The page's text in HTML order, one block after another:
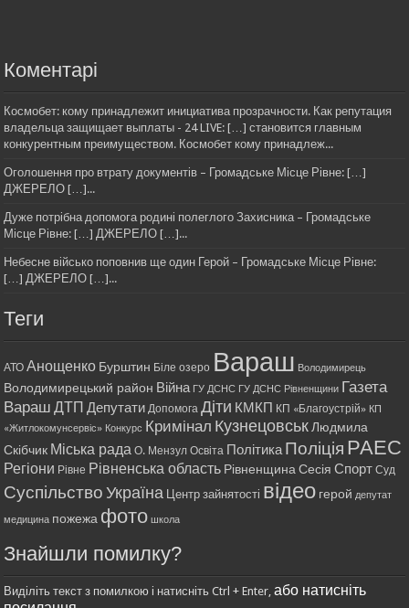
Коментарі
Космобет: кому принадлежит инициатива прозрачности. Как репутация
владельца защищает выплаты - 24 LIVE: […] становится главным
конкурентным преимуществом. Космобет кому принадлеж...
Оголошення про втрату документів – Громадське Місце Рівне: […]
ДЖЕРЕЛО […]...
Дуже потрібна допомога родині полеглого Захисника – Громадське
Місце Рівне: […] ДЖЕРЕЛО […]...
Небесне військо поповнив ще один Герой – Громадське Місце Рівне:
[…] ДЖЕРЕЛО […]...
Теги
АТО Анощенко Бурштин Біле озеро Вараш Володимирець
Володимирецький район Війна ГУ ДСНС ГУ ДСНС Рівненщини Газета
Вараш ДТП Депутати Допомога Діти КМКП КП «Благоустрій» КП
«Житлокомунсервіс» Конкурс Кримінал Кузнецовськ Людмила
Скібчик Міська рада О. Мензул Освіта ПолітикаПоліція РАЕС
Регіони Рівне Рівненська область Рівненщина Сесія Спорт Суд
Суспільство Україна Центр зайнятості відео герой депутат
медицина пожежа фото школа
Знайшли помилку?
Виділіть текст з помилкою і натисніть Ctrl + Enter,або натисніть